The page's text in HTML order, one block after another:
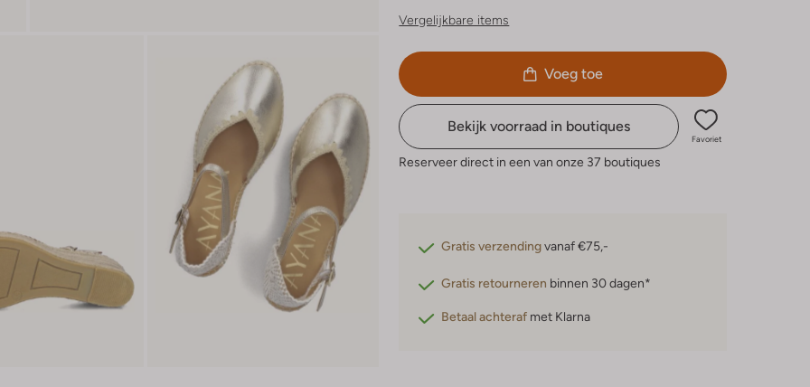
Vergelijkbare items
Voeg toe
Bekijk voorraad in boutiques
Favoriet
Reserveer direct in een van onze 37 boutiques
Gratis verzendingvanaf €75,-
Gratis retourneren binnen 30 dagen*
Betaal achteraf met Klarna